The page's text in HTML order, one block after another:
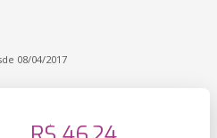
08/04/2017